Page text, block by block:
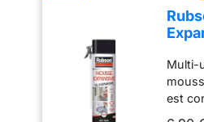
345
Multi-
est